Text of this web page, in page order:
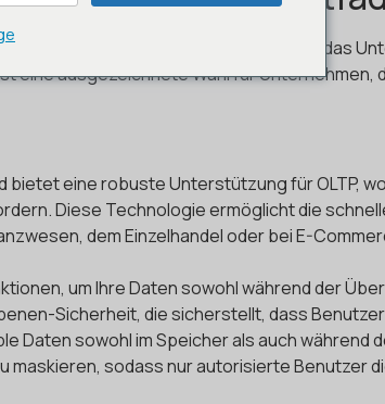
(DBMS), das
eine ausgezeichnete Wahl für Unternehmen,
bietet eine robuste Unterstützung für OLTP,
Diese Technologie ermöglicht die
dem Einzelhandel oder bei E-
um Ihre Daten sowohl während der
Sicherheit, die sicherstellt, dass
Daten sowohl im Speicher als auch während
sodass nur autorisierte Benutzer